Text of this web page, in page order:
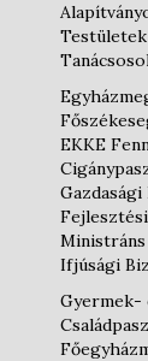
EKKE
Ifjúsági
Gyermek-